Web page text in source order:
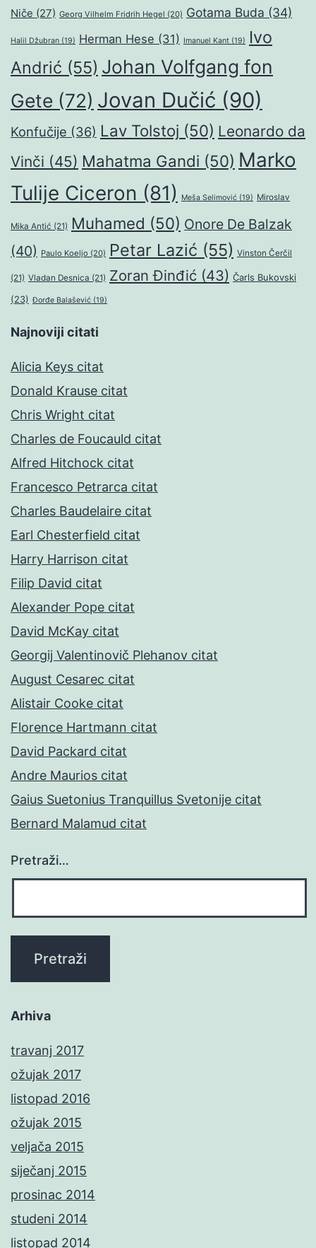
Niče (27) Georg Vilhelm Fridrih Hegel (20) Gotama Buda (34)
Halil Džubran (19) Herman Hese (31) Imanuel Kant (19)
Ivo
Andrić (55) Johan Volfgang fon
Gete (72) Jovan Dučić (90)
Konfučije (36) Lav Tolstoj (50) Leonardo da
Vinči (45) Mahatma Gandi (50) Marko
Tulije Ciceron (81) Meša Selimović (19) Miroslav
Mika Antić (21) Muhamed (50) Onore De Balzak
(40) Paulo Koeljo (20) Petar Lazić (55) Vinston Čerčil
(21) Vladan Desnica (21) Zoran Đinđić (43) Čarls Bukovski
(23) Đorđe Balašević (19)
Najnoviji citati
Alicia Keys citat
Donald Krause citat
Chris Wright citat
Charles de Foucauld citat
Alfred Hitchock citat
Francesco Petrarca citat
Charles Baudelaire citat
Earl Chesterfield citat
Harry Harrison citat
Filip David citat
Alexander Pope citat
David McKay citat
Georgij Valentinovič Plehanov citat
August Cesarec citat
Alistair Cooke citat
Florence Hartmann citat
David Packard citat
Andre Maurios citat
Gaius Suetonius Tranquillus Svetonije citat
Bernard Malamud citat
Pretraži…
Arhiva
travanj 2017
ožujak 2017
listopad 2016
ožujak 2015
veljača 2015
siječanj 2015
prosinac 2014
studeni 2014
listopad 2014